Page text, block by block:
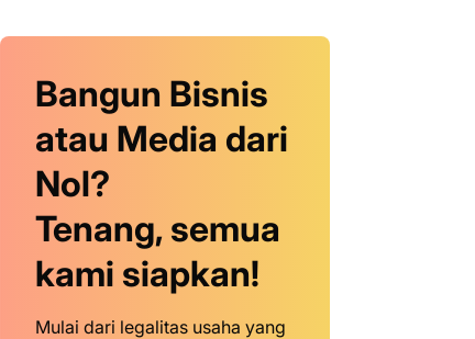
Bangun Bisnis
atau Media dari
Nol?
Tenang, semua
kami siapkan!
Mulai dari legalitas usaha yang